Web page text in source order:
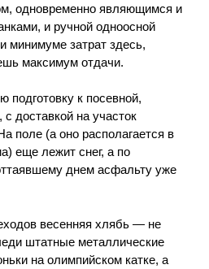
одновременно являющимся и
и ручной одноосной
минимуме затрат здесь,
максимум отдачи.
подготовку к посевной,
доставкой на участок
поле (а оно располагается в
еще лежит снег, а по
днем асфальту уже
весенняя хлябь — не
штатные металлические
на олимпийском катке, а